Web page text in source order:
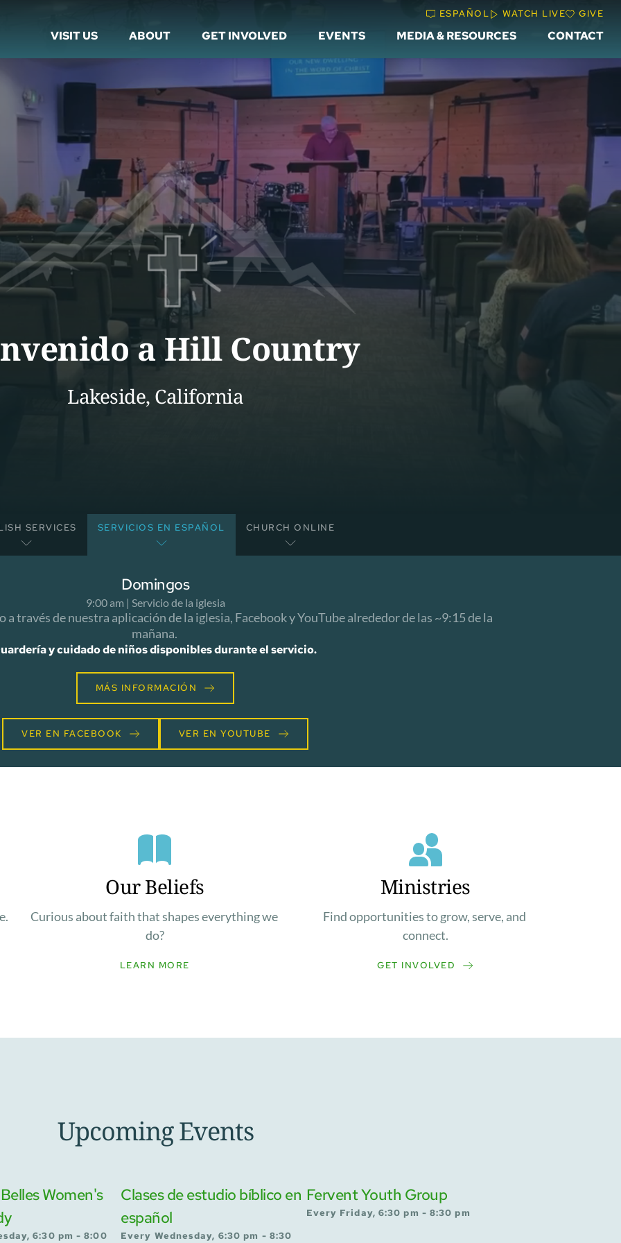
ESPAÑOL WATCH LIVE GIVE
VISIT US ABOUT GET INVOLVED EVENTS MEDIA & RESOURCES CONTACT
lcome t o
nvenid o a
Hill Country
Lakeside, California
SERVICES SERVICIOS EN ESPAÑOL CHURCH ONLINE
Domingos
9:00 am | Servicio de la iglesia
través de nuestra aplicación de la iglesia, Facebook y YouTube alrededor de las ~9:15 de la
mañana.
y cuidado de niños disponibles durante el servicio.
MÁS INFORMACIÓN
VER EN FACEBOOK VER EN YOUTUBE
Our Beliefs
Curious about faith that shapes everything we
do?
LEARN MORE
Ministries
Find opportunities to grow, serve, and
connect.
GET INVOLVED
Upcoming Events
Women's
6:30 pm - 8:00
Clases de estudio bíblico en
español
Every Wednesday, 6:30 pm - 8:30
Fervent Youth Group
Every Friday, 6:30 pm - 8:30 pm